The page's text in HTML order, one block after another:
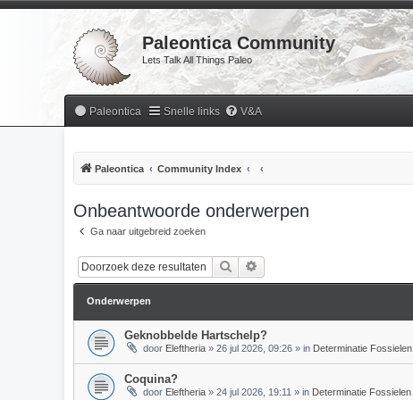
Paleontica Community
Lets Talk All Things Paleo
Paleontica Snelle links V&A
Paleontica Community Index
Onbeantwoorde onderwerpen
Ga naar uitgebreid zoeken
Zoek
Onderwerpen
Geknobbelde Hartschelp?
door Eleftheria » 26 jul 2026, 09:26 » in Determinatie Fossielen
Coquina?
door Eleftheria » 24 jul 2026, 19:11 » in Determinatie Fossielen